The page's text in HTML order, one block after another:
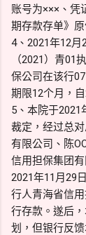
账号为×××、凭
期存款存单》
4、2021年12
（2021）青01
保公司在该行
期限12个月，
5、本院于2021
裁定，经过总
有限公司、陈
信用担保集团
2021年11月29
行人青海省信
行存款。遂后
划，但银行反